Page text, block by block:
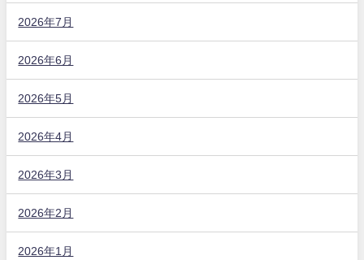
2026年7月
2026年6月
2026年5月
2026年4月
2026年3月
2026年2月
2026年1月